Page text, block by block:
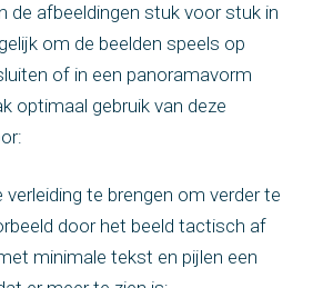
de afbeeldingen stuk voor stuk in
om de beelden speels op
of in een panoramavorm
optimaal gebruik van deze
verleiding te brengen om verder te
door het beeld tactisch af
minimale tekst en pijlen een